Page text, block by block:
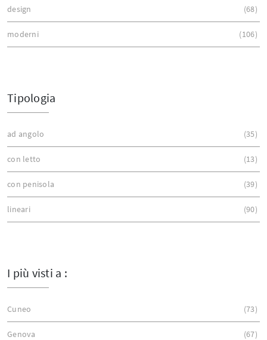
design 68
moderni 106
Tipologia
ad angolo 35
con letto 13
con penisola 39
lineari 90
I più visti a :
Cuneo 73
Genova 67